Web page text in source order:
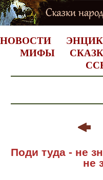
НОВОСТИ
МИФЫ
Поди туда - не
не